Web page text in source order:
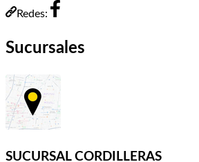
Redes:
Sucursales
SUCURSAL CORDILLERAS